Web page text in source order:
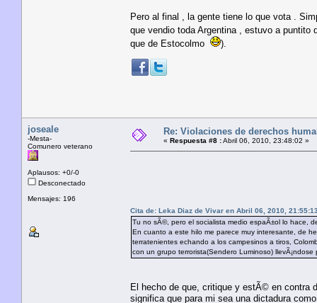
Pero al final , la gente tiene lo que vota .
que vendio toda Argentina , estuvo a
que de Estocolmo
).
joseale
-Mesta-
Comunero veterano
Aplausos: +0/-0
Desconectado
Mensajes: 196
Re: Violaciones de derechos
« Respuesta #8 :Abril 06, 2010, 23:48:02 »
Cita de: Leka Diaz de Vivar en Abril 06, 2010,
Tu no sÃ©, pero el socialista medio espaÃ±ol lo hace,
En cuanto a este hilo me parece muy interesante, de
terratenientes echando a los campesinos a tiros,
con un grupo terrorista(Sendero Luminoso)
El hecho de que, critique y estÃ© en contra
significa que para mi sea una dictadura